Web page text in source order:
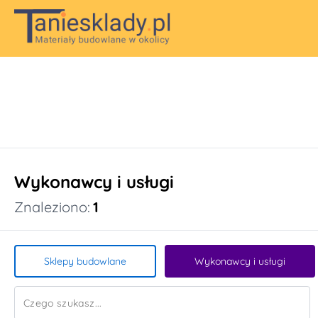
Wykonawcy i usługi
Znaleziono: 1
Sklepy budowlane Wykonawcy i usługi